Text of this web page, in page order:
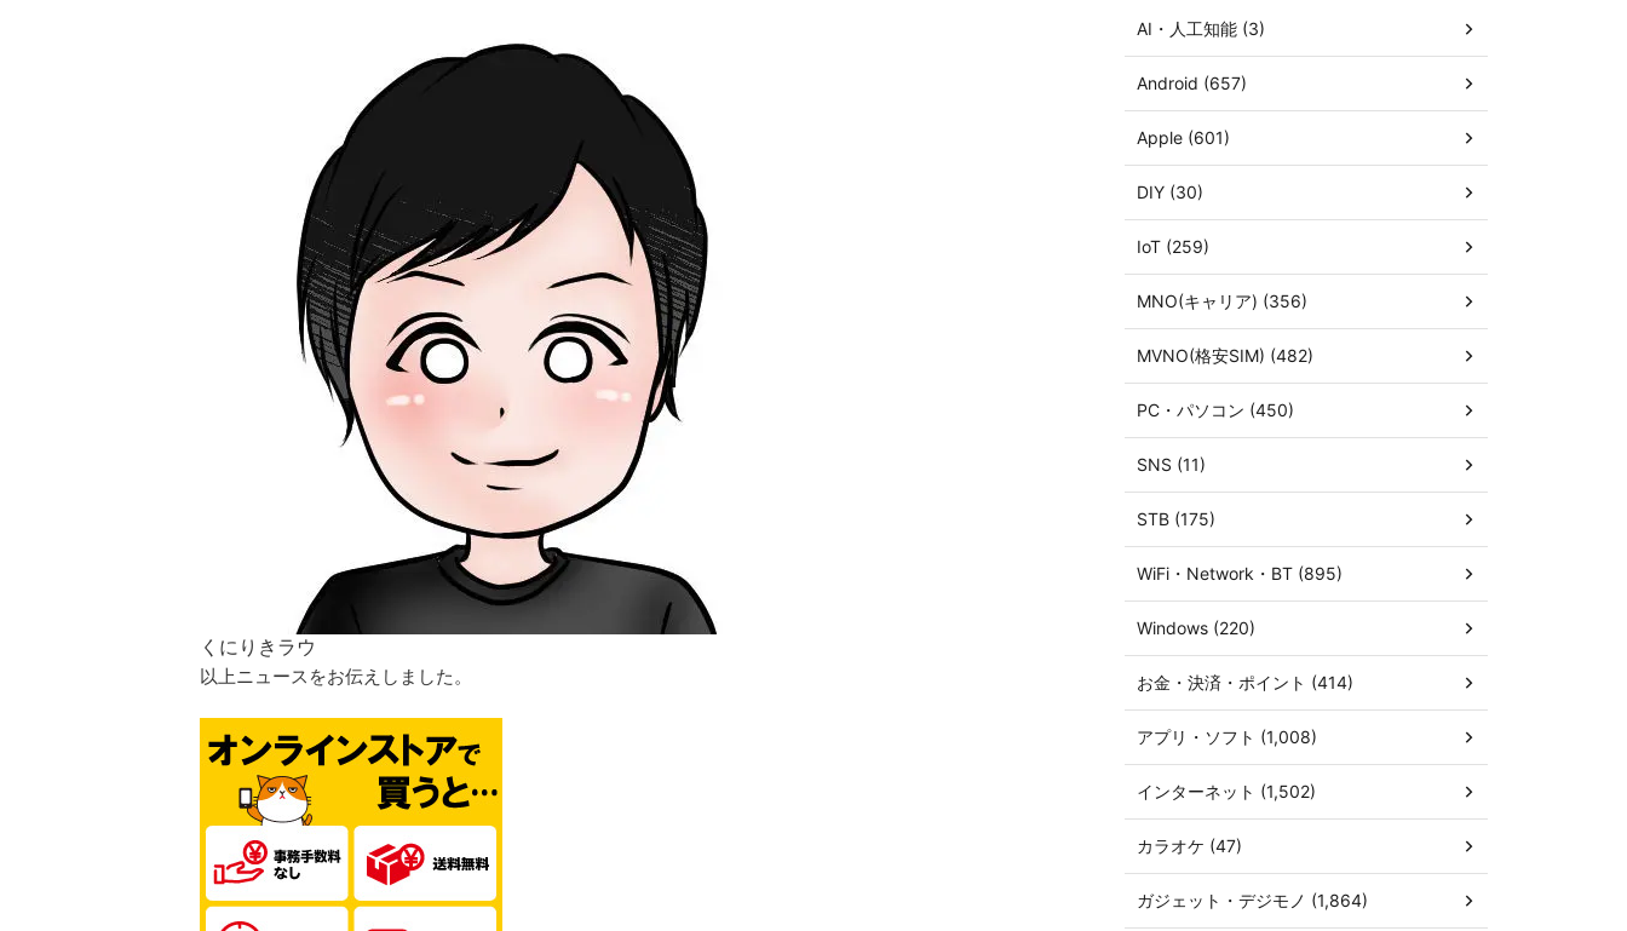
くにりきラウ
以上ニュースをお伝えしました。
AI・人工知能 (3)
Android (657)
Apple (601)
DIY (30)
IoT (259)
MNO(キャリア) (356)
MVNO(格安SIM) (482)
PC・パソコン (450)
SNS (11)
STB (175)
WiFi・Network・BT (895)
Windows (220)
お金・決済・ポイント (414)
アプリ・ソフト (1,008)
インターネット (1,502)
カラオケ (47)
ガジェット・デジモノ (1,864)